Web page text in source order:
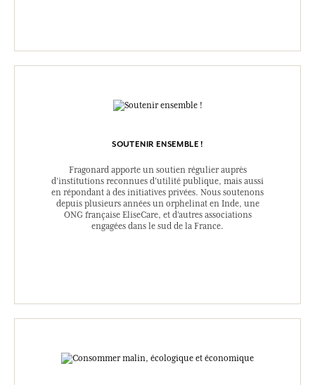
SOUTENIR ENSEMBLE !
Fragonard apporte un soutien régulier auprès
d’institutions reconnues d’utilité publique, mais aussi
en répondant à des initiatives privées. Nous soutenons
depuis plusieurs années un orphelinat en Inde, une
ONG française EliseCare, et d’autres associations
engagées dans le sud de la France.